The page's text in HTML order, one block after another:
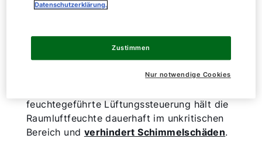
Luftqualität:Die sensorgestützte Steuerung
und VOC (Volatile Organic Compounds, auf
Deutsch: flüchtige organische Verbindungen)
und reagiert gezielt, bevor Belastungen
feuchtegeführte Lüftungssteuerung hält die
Raumluftfeuchte dauerhaft im unkritischen
Bereich und verhindert Schimmelschäden.
Datenschutzerklärung.
Nur notwendige Cookies
Zustimmen